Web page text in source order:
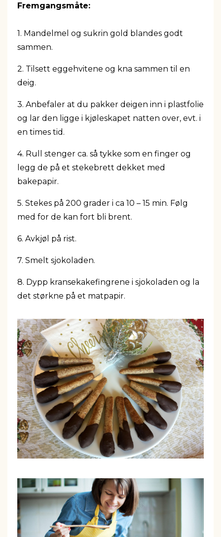
Fremgangsmåte:
1. Mandelmel og sukrin gold blandes godt
sammen.
2. Tilsett eggehvitene og kna sammen til en
deig.
3. Anbefaler at du pakker deigen inn i plastfolie
og lar den ligge i kjøleskapet natten over, evt. i
en times tid.
4. Rull stenger ca. så tykke som en finger og
legg de på et stekebrett dekket med
bakepapir.
5. Stekes på 200 grader i ca 10 – 15 min. Følg
med for de kan fort bli brent.
6. Avkjøl på rist.
7. Smelt sjokoladen.
8. Dypp kransekakefingrene i sjokoladen og la
det størkne på et matpapir.